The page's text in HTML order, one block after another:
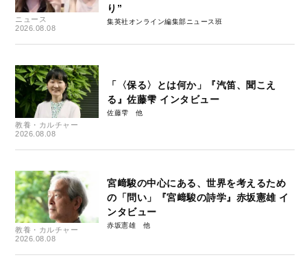
ニュース
2026.08.08
り”
集英社オンライン編集部ニュース班
教養・カルチャー
2026.08.08
「〈保る〉とは何か」『汽笛、聞こえ
る』佐藤雫 インタビュー
佐藤雫
教養・カルチャー
2026.08.08
宮﨑駿の中心にある、世界を考えるため
の「問い」『宮﨑駿の詩学』赤坂憲雄 イ
ンタビュー
赤坂憲雄